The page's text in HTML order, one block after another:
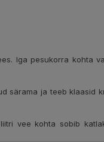
Iga pesukorra kohta
särama ja teeb klaasid
vee kohta sobib